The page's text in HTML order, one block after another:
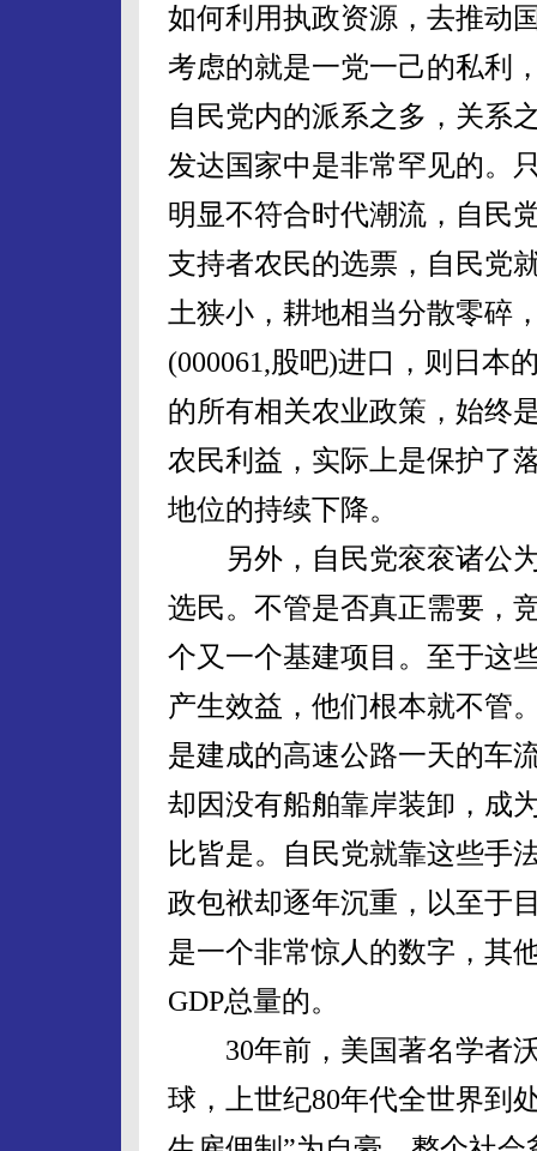
如何利用执政资源，去推动
考虑的就是一党一己的私利
自民党内的派系之多，关系
发达国家中是非常罕见的。
明显不符合时代潮流，自民
支持者农民的选票，自民党
土狭小，耕地相当分散零碎
(000061,股吧)进口，则日本
的所有相关农业政策，始终
农民利益，实际上是保护了
地位的持续下降。
另外，自民党衮衮诸公为
选民。不管是否真正需要，
个又一个基建项目。至于这
产生效益，他们根本就不管
是建成的高速公路一天的车
却因没有船舶靠岸装卸，成
比皆是。自民党就靠这些手
政包袱却逐年沉重，以至于
是一个非常惊人的数字，其
GDP总量的。
30年前，美国著名学者沃
球，上世纪80年代全世界到